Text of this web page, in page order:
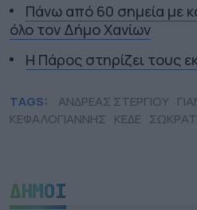
Πάνω από 60 σημεία με
όλο τον Δήμο Χανίων
Η Πάρος στηρίζει τους
TAGS: ΑΝΔΡΕΑΣ ΣΤΕΡΓΙΟΥ
ΚΕΦΑΛΟΓΙΑΝΝΗΣ ΚΕΔΕ
ΔΗΜΟΙ